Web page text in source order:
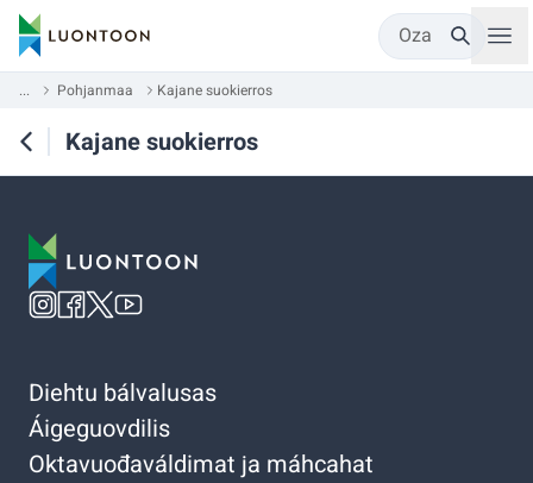
Oza
... Pohjanmaa Kajane suokierros
Kajane suokierros
Diehtu bálvalusas
Áigeguovdilis
Oktavuođaváldimat ja máhcahat